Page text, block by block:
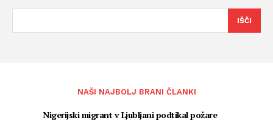
IŠČI
NAŠI NAJBOLJ BRANI ČLANKI
Nigerijski migrant v Ljubljani podtikal požare